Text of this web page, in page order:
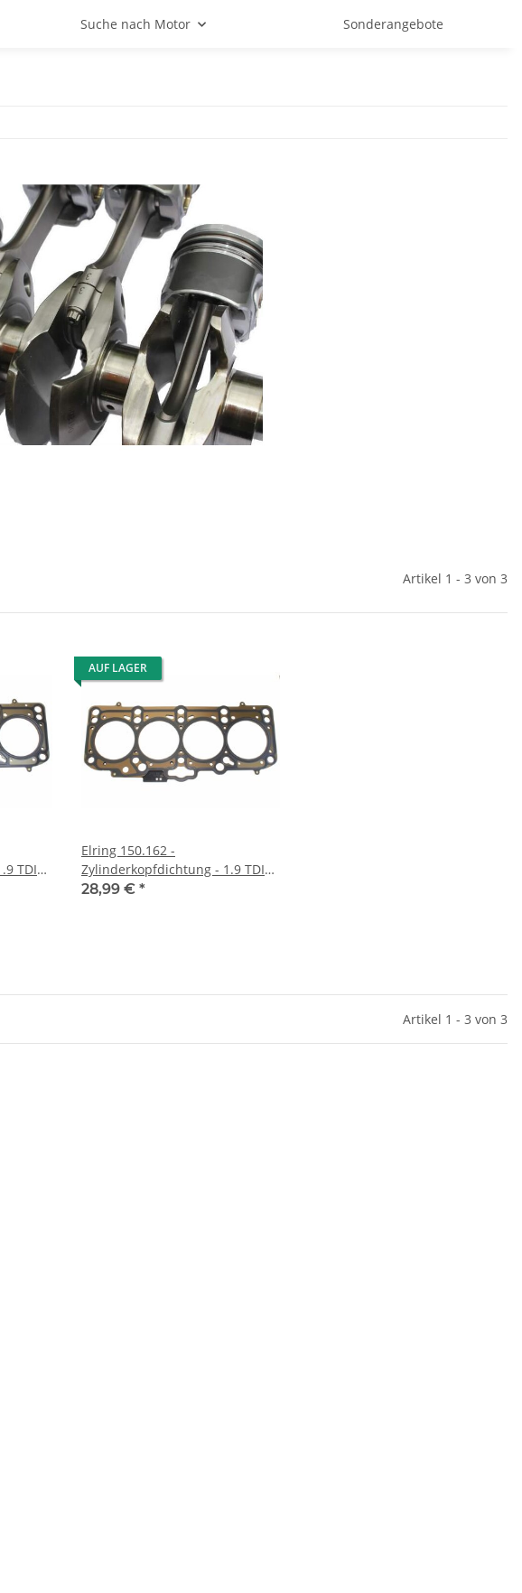
Suche nach Motor Sonderangebote
Artikel 1 - 3 von 3
TDI
-
AUF LAGER
Elring 150.162 -
Zylinderkopfdichtung - 1.9 TDI
Pumpe-Düse (1,57 mm 2-Loch) -
28,99 € *
Artikel 1 - 3 von 3